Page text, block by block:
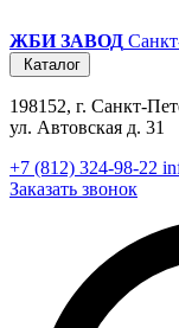
ЖБИ ЗАВОД
Каталог
198152, г. Санкт-
ул. Автовская д. 31
+7 (812) 324-98-22
Заказать звонок